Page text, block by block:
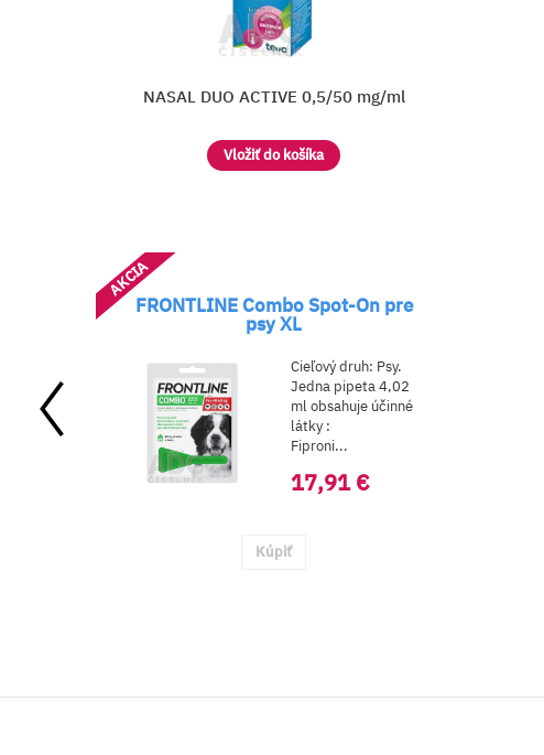
NASIVIN 0,05 %
FRONTLINE Combo Spot-On pre
psy XL
AKCIA
Cieľový druh: Psy.
Jedna pipeta 4,02
ml obsahuje účinné
látky :
Fiproni...
17,91 €
Kúpiť